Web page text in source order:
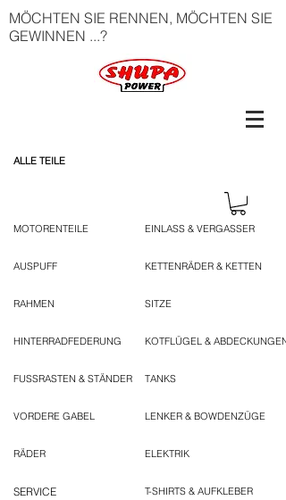
MÖCHTEN SIE RENNEN, MÖCHTEN SIE
GEWINNEN ...?
ALLE TEILE
MOTORENTEILE
AUSPUFF
RAHMEN
HINTERRADFEDERUNG
FUSSRASTEN & STÄNDER
VORDERE GABEL
RÄDER
SERVICE
EINLASS & VERGASSER
KETTENRÄDER & KETTEN
SITZE
KOTFLÜGEL & ABDECKUNGEN
TANKS
LENKER & BOWDENZÜGE
ELEKTRIK
T-SHIRTS & AUFKLEBER